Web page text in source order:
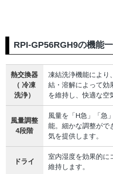
RPI-GP56RGH9の機能
熱交換器
（ 冷凍
洗浄）
凍結洗浄機能により
結・溶解によって効
を維持し、快適な空
風量調整
4段階
風量を「H急」「急
能。細かな調整がで
気を提供します。
ドライ
室内湿度を効果的に
維持します。